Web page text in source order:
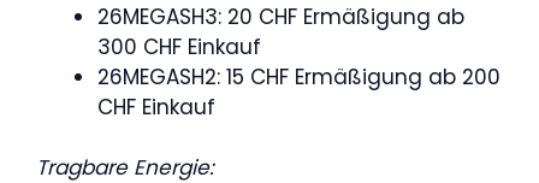
26MEGASH3: 20 CHF Ermäßigung ab
300 CHF Einkauf
26MEGASH2: 15 CHF Ermäßigung ab 200
CHF Einkauf
Tragbare Energie: